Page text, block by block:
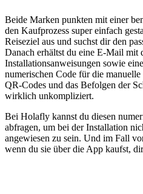
Beide Marken punkten mit einer
den Kaufprozess super einfach
Reiseziel aus und suchst dir den
Danach erhältst du eine E-Mail mit
Installationsanweisungen sowie
numerischen Code für die
QR-Codes und das Befolgen der
wirklich unkompliziert.
Bei Holafly kannst du diesen
abfragen, um bei der Installation
angewiesen zu sein. Und im Fall
wenn du sie über die App kaufst,